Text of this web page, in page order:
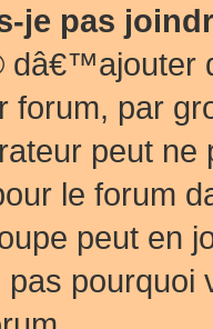
je pas
dâ€™ajouter
forum, par
peut
le forum
peut en
pourquoi